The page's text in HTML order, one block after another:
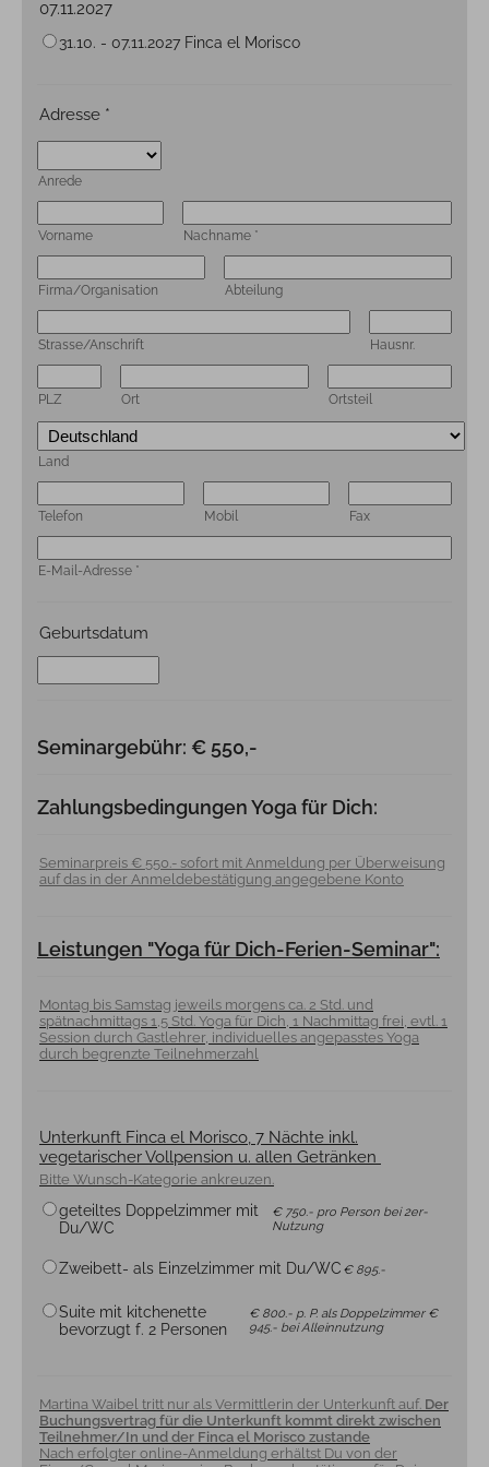
07.11.2027
31.10. - 07.11.2027 Finca el Morisco
Adresse *
Anrede
Vorname Nachname *
Firma/Organisation Abteilung
Strasse/Anschrift Hausnr.
PLZ Ort Ortsteil
Land
Telefon Mobil Fax
E-Mail-Adresse *
Geburtsdatum
Seminargebühr: € 550,-
Zahlungsbedingungen Yoga für Dich:
Seminarpreis € 550.- sofort mit Anmeldung per Überweisung
auf das in der Anmeldebestätigung angegebene Konto
Leistungen "Yoga für Dich-Ferien-Seminar":
Montag bis Samstag jeweils morgens ca. 2 Std. und
spätnachmittags 1,5 Std. Yoga für Dich, 1 Nachmittag frei, evtl. 1
Session durch Gastlehrer, individuelles angepasstes Yoga
durch begrenzte Teilnehmerzahl
Unterkunft Finca el Morisco, 7 Nächte inkl.
vegetarischer Vollpension u. allen Getränken
Bitte Wunsch-Kategorie ankreuzen.
geteiltes Doppelzimmer mit
Du/WC
€ 750.- pro Person bei 2er-
Nutzung
Zweibett- als Einzelzimmer mit Du/WC € 895.-
Suite mit kitchenette
bevorzugt f. 2 Personen
€ 800.- p. P. als Doppelzimmer €
945.- bei Alleinnutzung
Martina Waibel tritt nur als Vermittlerin der Unterkunft auf. Der
Buchungsvertrag für die Unterkunft kommt direkt zwischen
Teilnehmer/In und der Finca el Morisco zustande
Nach erfolgter online-Anmeldung erhältst Du von der